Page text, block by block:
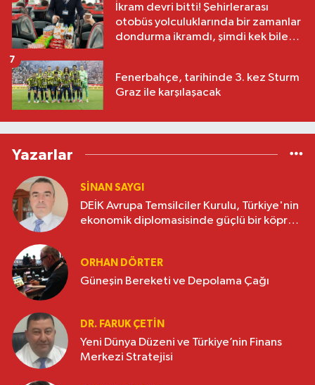
İkram devri bitti! Şehirlerarası
otobüs yolculuklarında bir zamanlar
dondurma ikramdı, şimdi kek bile
Fenerbahçe, tarihinde 3. kez Sturm
Graz ile karşılaşacak
7
Yazarlar
SINAN SAYGI
DEİK Avrupa Temsilciler Kurulu, Türkiye'nin
ekonomik diplomasisinde güçlü bir köprü
ORHAN DÖRTER
Güneşin Bereketi ve Depolama Çağı
DR. FARUK ÇETİN
Yeni Dünya Düzeni ve Türkiye’nin Finans
Merkezi Stratejisi